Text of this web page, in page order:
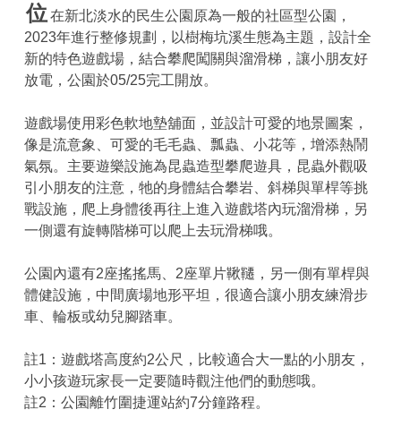
位在新北淡水的民生公園原為一般的社區型公園，
2023年進行整修規劃，以樹梅坑溪生態為主題，設計全
新的特色遊戲場，結合攀爬闖關與溜滑梯，讓小朋友好
放電，公園於05/25完工開放。
遊戲場使用彩色軟地墊舖面，並設計可愛的地景圖案，
像是流意象、可愛的毛毛蟲、瓢蟲、小花等，增添熱鬧
氣氛。主要遊樂設施為昆蟲造型攀爬遊具，昆蟲外觀吸
引小朋友的注意，牠的身體結合攀岩、斜梯與單桿等挑
戰設施，爬上身體後再往上進入遊戲塔內玩溜滑梯，另
一側還有旋轉階梯可以爬上去玩滑梯哦。
公園內還有2座搖搖馬、2座單片鞦韆，另一側有單桿與
體健設施，中間廣場地形平坦，很適合讓小朋友練滑步
車、輪板或幼兒腳踏車。
註1：遊戲塔高度約2公尺，比較適合大一點的小朋友，
小小孩遊玩家長一定要隨時觀注他們的動態哦。
註2：公園離竹圍捷運站約7分鐘路程。